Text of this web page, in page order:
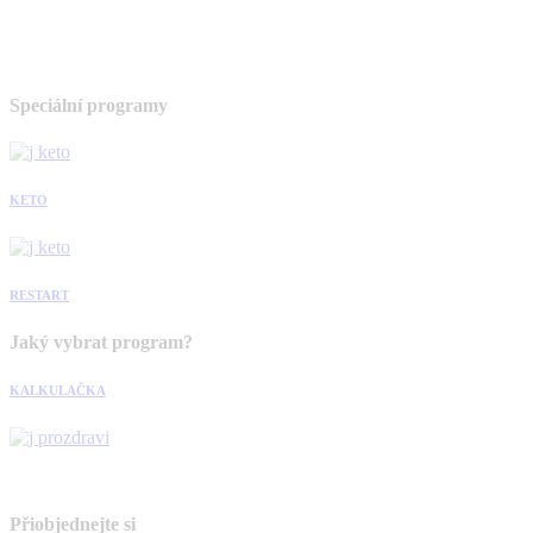
Speciální programy
KETO
RESTART
Jaký vybrat program?
KALKULAČKA
Přiobjednejte si